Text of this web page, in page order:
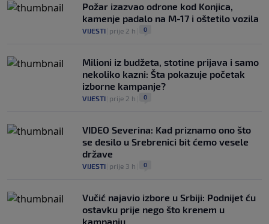
Požar izazvao odrone kod Konjica,
kamenje padalo na M-17 i oštetilo vozila
VIJESTI prije 2 h 0
Milioni iz budžeta, stotine prijava i samo
nekoliko kazni: Šta pokazuje početak
izborne kampanje?
VIJESTI prije 2 h 0
VIDEO Severina: Kad priznamo ono što
se desilo u Srebrenici bit ćemo vesele
države
VIJESTI prije 3 h 0
Vučić najavio izbore u Srbiji: Podnijet ću
ostavku prije nego što krenem u
kampanju